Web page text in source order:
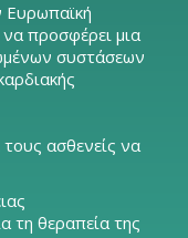
Ευρωπαϊκή
να προσφέρει μια
συστάσεων
ασθενείς να
τη θεραπεία της